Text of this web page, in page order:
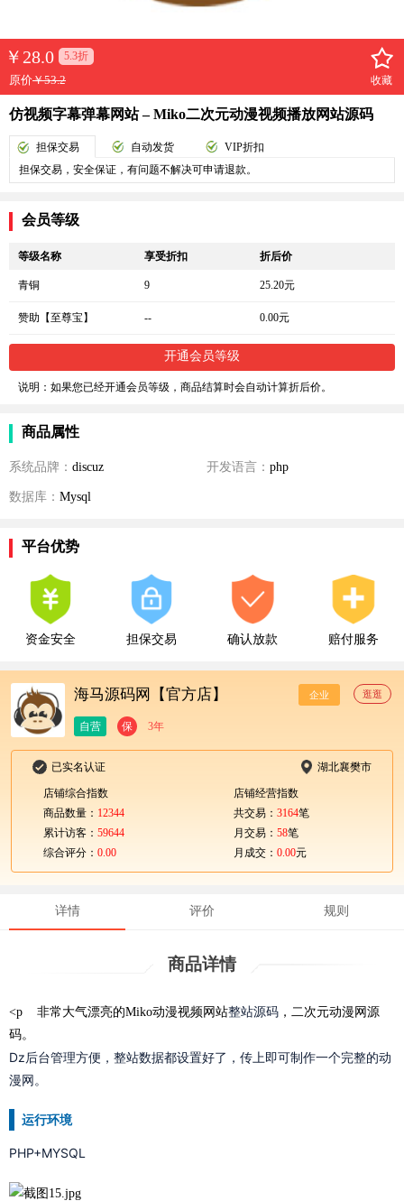
￥ 28.0 5.3折
原价￥53.2 收藏
仿视频字幕弹幕网站 – Miko二次元动漫视频播放网站源码
担保交易 自动发货
VIP折扣
担保交易，安全保证，有问题不解决可申请退款。
会员等级
等级名称 享受折扣 折后价
青铜 9 25.20元
赞助【至尊宝】 -- 0.00元
开通会员等级
说明：如果您已经开通会员等级，商品结算时会自动计算折后价。
商品属性
系统品牌： discuz 开发语言： php
数据库： Mysql
平台优势
资金安全 担保交易 确认放款 赔付服务
海马源码网【官方店】 企业 逛逛
自营 保 3年
已实名认证 湖北襄樊市
店铺综合指数
商品数量： 12344
累计访客： 59644
综合评分： 0.00
店铺经营指数
共交易： 3164笔
月交易： 58笔
月成交： 0.00元
详情 评价 规则
商品详情
<p 非常大气漂亮的Miko动漫视频网站整站源码 ，二次元动漫网源
码。
Dz后台管理方便，整站数据都设置好了，传上即可制作一个完整的动
漫网。
运行环境
PHP+MYSQL